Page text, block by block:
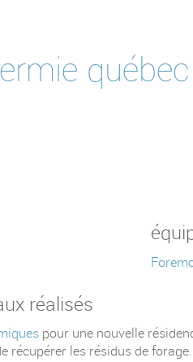
réalisés
pour une nouvelle
récupérer les résidus de forage.